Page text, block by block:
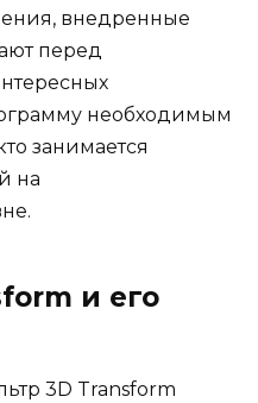
внедренные
перед
необходимым
занимается
на
и его
3D Transform